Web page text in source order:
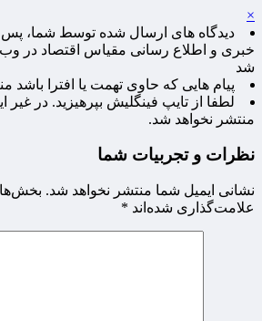
×
دیدگاه های ارسال شده توسط شما، پس
خبری و اطلاع رسانی مقیاس اقتصاد در
شد
پیام هایی که حاوی تهمت یا افترا باشد
لطفا از تایپ فینگلیش بپرهیزید. در غیر
منتشر نخواهد شد.
نظرات و تجربیات شما
نشانی ایمیل شما منتشر نخواهد شد.
علامت‌گذاری شده‌اند *